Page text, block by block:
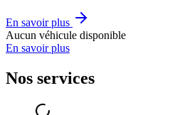
En savoir plus
Aucun véhicule disponible
En savoir plus
Nos services